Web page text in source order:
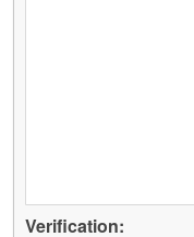
Verification: